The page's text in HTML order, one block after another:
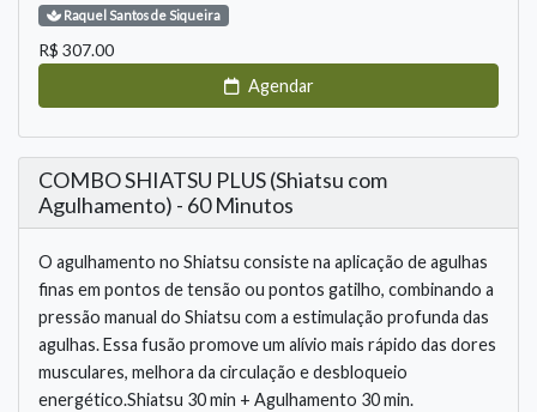
Raquel Santos de Siqueira
R$ 307.00
Agendar
COMBO SHIATSU PLUS (Shiatsu com
Agulhamento) - 60 Minutos
O agulhamento no Shiatsu consiste na aplicação de agulhas
finas em pontos de tensão ou pontos gatilho, combinando a
pressão manual do Shiatsu com a estimulação profunda das
agulhas. Essa fusão promove um alívio mais rápido das dores
musculares, melhora da circulação e desbloqueio
energético.Shiatsu 30 min + Agulhamento 30 min.